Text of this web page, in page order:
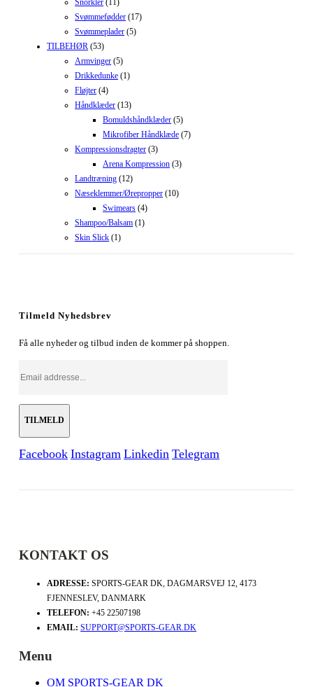
Snorkler (11)
Svømmefødder (17)
Svømmeplader (5)
TILBEHØR (53)
Armvinger (5)
Drikkedunke (1)
Fløjter (4)
Håndklæder (13)
Bomuldshåndklæder (5)
Mikrofiber Håndklæde (7)
Kompressionsdragter (3)
Arena Kompression (3)
Landtræning (12)
Næseklemmer/Ørepropper (10)
Swimears (4)
Shampoo/Balsam (1)
Skin Slick (1)
Tilmeld Nyhedsbrev
Få alle nyheder og tilbud inden de kommer på shoppen.
Facebook Instagram Linkedin Telegram
KONTAKT OS
ADRESSE: SPORTS-GEAR DK, DAGMARSVEJ 12, 4173
FJENNESLEV, DANMARK
TELEFON: +45 22507198
EMAIL: SUPPORT@SPORTS-GEAR.DK
Menu
OM SPORTS-GEAR DK